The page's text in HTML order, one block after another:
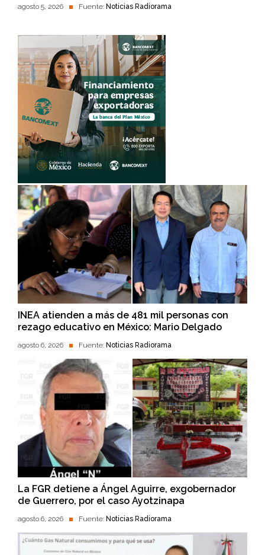
agosto 5, 2026 Fuente: Noticias Radiorama
INEA atienden a más de 481 mil personas con
rezago educativo en México: Mario Delgado
agosto 6, 2026 Fuente: Noticias Radiorama
La FGR detiene a Ángel Aguirre, exgobernador
de Guerrero, por el caso Ayotzinapa
agosto 6, 2026 Fuente: Noticias Radiorama